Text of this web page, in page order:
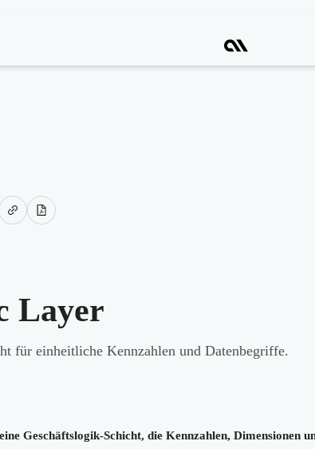
Layer
für einheitliche Kennzahlen und Datenbegriffe.
Geschäftslogik-Schicht, die Kennzahlen, Dimensionen